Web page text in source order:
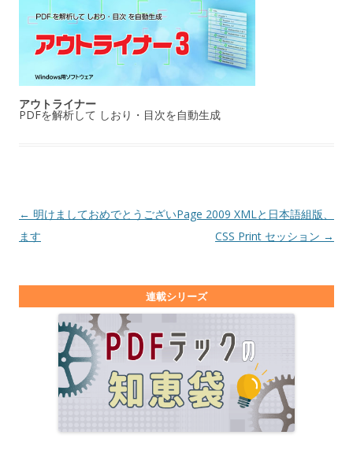
アウトライナー
PDFを解析して しおり・目次を自動生成
投稿ナビゲーション
← 明けましておめでとうござい
ます
Page 2009 XMLと日本語組版、
CSS Print セッション →
連載シリーズ